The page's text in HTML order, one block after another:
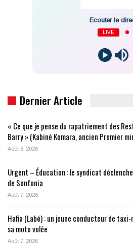
Écouter le
LIVE
Dernier Article
« Ce que je pense du rapatriement des
Barry » (Kabiné Komara, ancien Premier
Août 8, 2026
Urgent – Éducation : le syndicat
de Sonfonia
Août 7, 2026
Hafia (Labé) : un jeune conducteur de
sa moto volée
Août 7, 2026